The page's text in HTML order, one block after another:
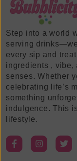
Step into a world
serving
every sip and
ingredients , vibe,
senses. Whether
celebrating life’s
something
indulgence. This
lifestyle.